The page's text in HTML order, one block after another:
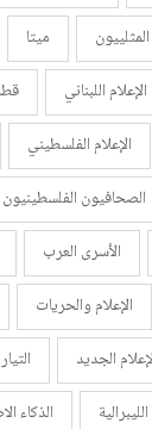
المثلييون ميتا
الإعلام اللبناني
الإعلام الفلسطيني
الصحافيون الفلسطينيون
الأسرى العرب
الإعلام والحريات
الجديد
الليبرالية
الذكاء